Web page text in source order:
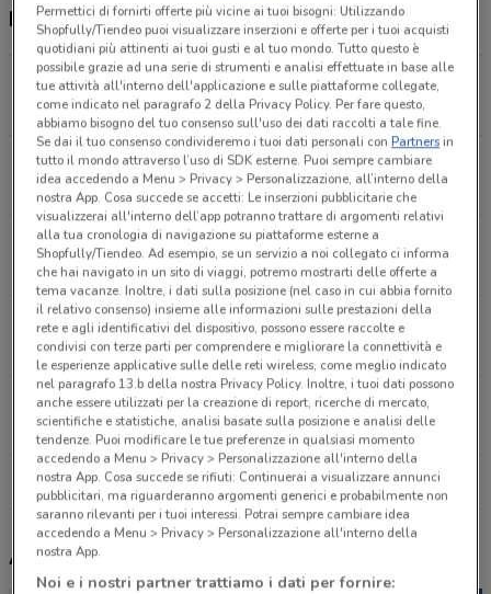
Negozi Kiehls nelle vicinanze
Via Cola di Rienzo, 173 Roma
2.9 km
CHIUSO
Via del Babuino, 94 Roma
3.6 km
CHIUSO
Via Frattina, 67A/68 Roma
3.8 km
CHIUSO
Via di Campo Marzio, 70 Roma
3.9 km
Piazza Fiume Roma
4.4 km
CHIUSO
Tutti i negozi Kiehls
Altri volantini nelle vicinanze
Permettici di fornirti offerte più vicine ai tuoi bisogni: Utilizzando
Shopfully/Tiendeo puoi visualizzare inserzioni e offerte per i tuoi acquisti
quotidiani più attinenti ai tuoi gusti e al tuo mondo. Tutto questo è
possibile grazie ad una serie di strumenti e analisi effettuate in base alle
tue attività all'interno dell'applicazione e sulle piattaforme collegate,
come indicato nel paragrafo 2 della Privacy Policy. Per fare questo,
abbiamo bisogno del tuo consenso sull'uso dei dati raccolti a tale fine.
Se dai il tuo consenso condivideremo i tuoi dati personali conPartnersin
tutto il mondo attraverso l’uso di SDK esterne. Puoi sempre cambiare
idea accedendo a Menu > Privacy > Personalizzazione, all’interno della
nostra App. Cosa succede se accetti: Le inserzioni pubblicitarie che
visualizzerai all'interno dell’app potranno trattare di argomenti relativi
alla tua cronologia di navigazione su piattaforme esterne a
Shopfully/Tiendeo. Ad esempio, se un servizio a noi collegato ci informa
che hai navigato in un sito di viaggi, potremo mostrarti delle offerte a
tema vacanze. Inoltre, i dati sulla posizione (nel caso in cui abbia fornito
il relativo consenso) insieme alle informazioni sulle prestazioni della
rete e agli identificativi del dispositivo, possono essere raccolte e
condivisi con terze parti per comprendere e migliorare la connettività e
le esperienze applicative sulle delle reti wireless, come meglio indicato
nel paragrafo 13.b della nostra Privacy Policy. Inoltre, i tuoi dati possono
anche essere utilizzati per la creazione di report, ricerche di mercato,
scientifiche e statistiche, analisi basate sulla posizione e analisi delle
tendenze. Puoi modificare le tue preferenze in qualsiasi momento
accedendo a Menu > Privacy > Personalizzazione all'interno della
nostra App. Cosa succede se rifiuti: Continuerai a visualizzare annunci
pubblicitari, ma riguarderanno argomenti generici e probabilmente non
saranno rilevanti per i tuoi interessi. Potrai sempre cambiare idea
accedendo a Menu > Privacy > Personalizzazione all'interno della
nostra App.
Noi e i nostri partner trattiamo i dati per fornire: